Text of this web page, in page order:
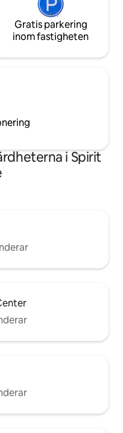
Gratis parkering
inom fastigheten
i Spirit